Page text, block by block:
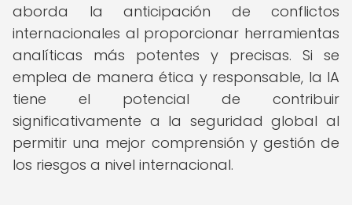
aborda la anticipación de conflictos
internacionales al proporcionar herramientas
analíticas más potentes y precisas. Si se
emplea de manera ética y responsable, la IA
tiene el potencial de contribuir
significativamente a la seguridad global al
permitir una mejor comprensión y gestión de
los riesgos a nivel internacional.